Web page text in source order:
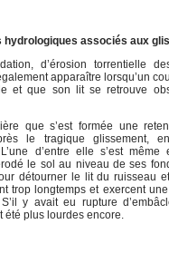
hydrologiques associés aux
d’érosion torrentielle
apparaître lorsqu’un
et que son lit se retrouve
que s’est formée une
le tragique glissement,
d’entre elle s’est
le sol au niveau de ses
détourner le lit du ruisseau
trop longtemps et exercent
y avait eu rupture
été plus lourdes encore.